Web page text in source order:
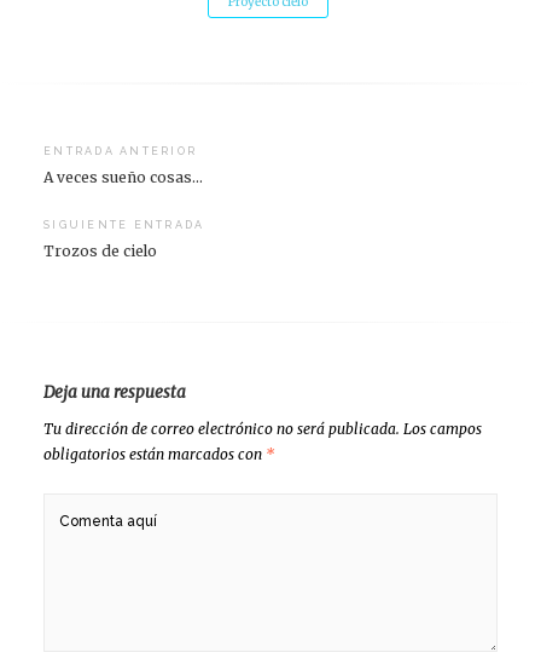
Navegación
de
entradas
ENTRADA ANTERIOR
A veces sueño cosas…
SIGUIENTE ENTRADA
Trozos de cielo
Deja una respuesta
Tu dirección de correo electrónico no será publicada. Los campos
obligatorios están marcados con *